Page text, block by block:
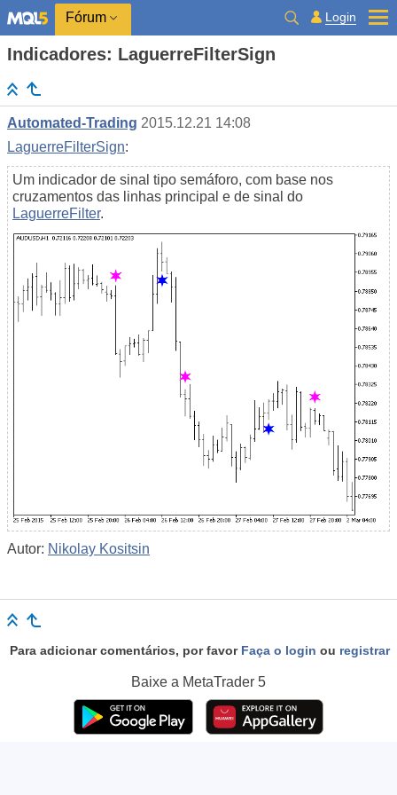
Fórum Login
Indicadores: LaguerreFilterSign
Automated-Trading 2015.12.21 14:08
LaguerreFilterSign:
Um indicador de sinal tipo semáforo, com base nos
cruzamentos das linhas principal e de sinal do
LaguerreFilter.
Autor: Nikolay Kositsin
Para adicionar comentários, por favor Faça o login ou registrar
Baixe a MetaTrader 5